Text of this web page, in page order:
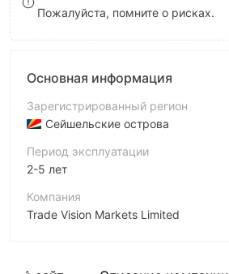
Пожалуйста, помните о рисках.
Основная информация
Зарегистрированный регион
Сейшельские острова
Период эксплуатации
2-5 лет
Компания
Trade Vision Markets Limited